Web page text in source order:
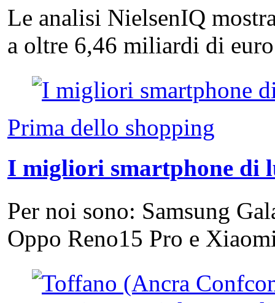
Le analisi NielsenIQ
a oltre 6,46 miliardi di
Prima dello shopping
I migliori smartphone di
Per noi sono: Samsung
Oppo Reno15 Pro e